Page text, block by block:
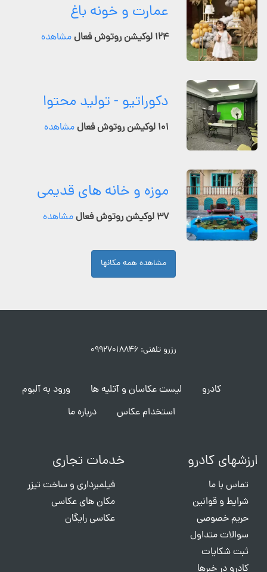
عمارت و خونه باغ
۱۲۴ لوکیشن روتوش فعال مشاهده
دکوراتیو - تولید محتوا
۱۰۱ لوکیشن روتوش فعال مشاهده
موزه و خانه های قدیمی
۳۷ لوکیشن روتوش فعال مشاهده
مشاهده همه مکانها
رزرو تلفنی: ۰۹۹۲۷۰۱۸۸۴۶
کادرو لیست عکاسان و آتلیه ها
ورود به آلبوم
استخدام عکاس
درباره ما
ارزشهای کادرو
تماس با ما
شرایط و قوانین
حریم خصوصی
سوالات متداول
ثبت شکایات
کادرو در خبرها
خدمات تجاری
فیلمبرداری و ساخت تیزر
مکان های عکاسی
عکاسی رایگان